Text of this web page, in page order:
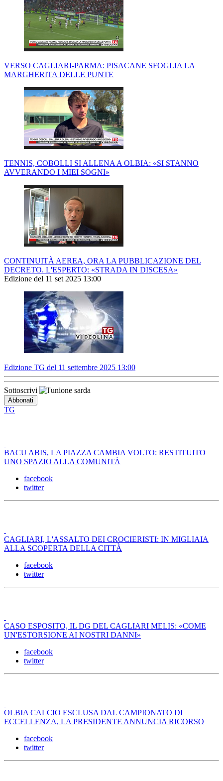
VERSO CAGLIARI-PARMA: PISACANE SFOGLIA LA
MARGHERITA DELLE PUNTE
TENNIS, COBOLLI SI ALLENA A OLBIA: «SI STANNO
AVVERANDO I MIEI SOGNI»
CONTINUITÀ AEREA, ORA LA PUBBLICAZIONE DEL
DECRETO. L'ESPERTO: «STRADA IN DISCESA»
Edizione del 11 set 2025 13:00
Edizione TG del 11 settembre 2025 13:00
Sottoscrivi
TG
BACU ABIS, LA PIAZZA CAMBIA VOLTO: RESTITUITO
UNO SPAZIO ALLA COMUNITÀ
facebook
twitter
CAGLIARI, L'ASSALTO DEI CROCIERISTI: IN MIGLIAIA
ALLA SCOPERTA DELLA CITTÀ
facebook
twitter
CASO ESPOSITO, IL DG DEL CAGLIARI MELIS: «COME
UN'ESTORSIONE AI NOSTRI DANNI»
facebook
twitter
OLBIA CALCIO ESCLUSA DAL CAMPIONATO DI
ECCELLENZA, LA PRESIDENTE ANNUNCIA RICORSO
facebook
twitter